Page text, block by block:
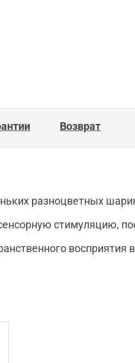
Возврат
разноцветных
стимуляцию,
восприятия